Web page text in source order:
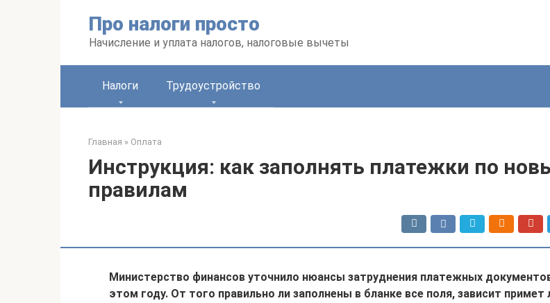
Про налоги просто
Начисление и уплата налогов, налоговые вычеты
Налоги Трудоустройство
Главная » Оплата
Инструкция: как заполнять платежки по
правилам
Министерство финансов уточнило нюансы затруднения платежных
этом году. От того правильно ли заполнены в бланке все поля, зависит примет